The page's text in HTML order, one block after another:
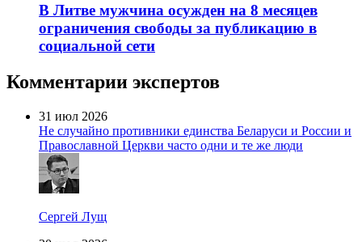
В Литве мужчина осужден на 8 месяцев
ограничения свободы за публикацию в
социальной сети
Комментарии экспертов
31 июл 2026
Не случайно противники единства Беларуси и России и
Православной Церкви часто одни и те же люди
Сергей Лущ